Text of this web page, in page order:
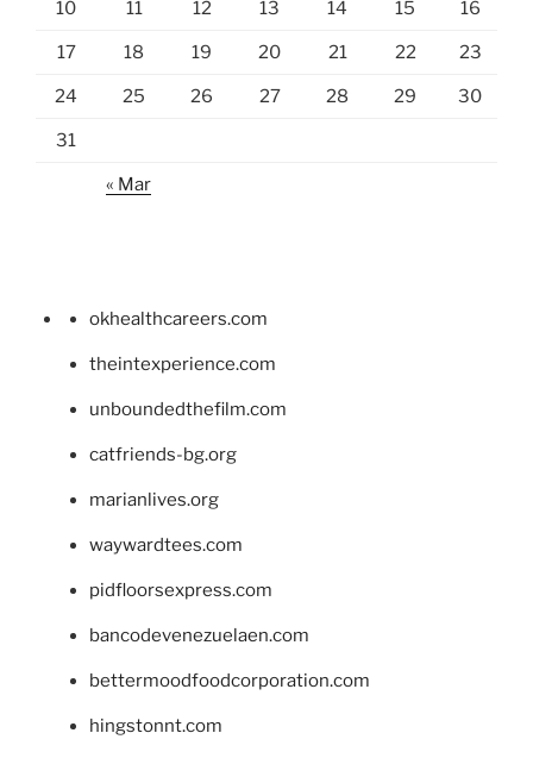
10 11 12 13 14 15 16
17 18 19 20 21 22 23
24 25 26 27 28 29 30
31
« Mar
okhealthcareers.com
theintexperience.com
unboundedthefilm.com
catfriends-bg.org
marianlives.org
waywardtees.com
pidfloorsexpress.com
bancodevenezuelaen.com
bettermoodfoodcorporation.com
hingstonnt.com